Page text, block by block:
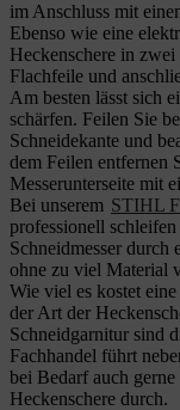
im Anschluss mit
Ebenso wie eine
Heckenschere in
Flachfeile und
Am besten lässt sich
schärfen. Feilen Sie
Schneidekante und
dem Feilen entfernen
Messerunterseite mit
Bei unserem STIHL
professionell
Schneidmesser durch
ohne zu viel Material
Wie viel es kostet
der Art der
Schneidgarnitur sind
Fachhandel führt
bei Bedarf auch gerne
Heckenschere durch.